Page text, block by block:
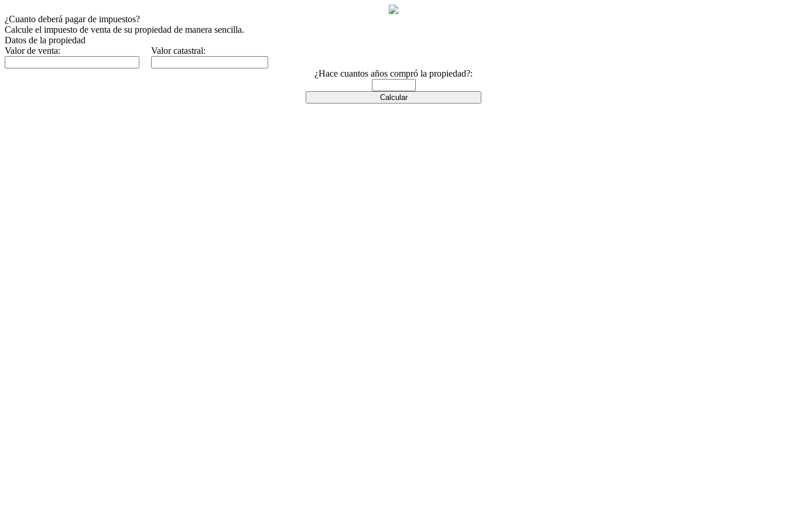
¿Cuanto deberá pagar de impuestos?
Calcule el impuesto de venta de su propiedad de manera sencilla.
Datos de la propiedad
Valor de venta:
Valor catastral:
¿Hace cuantos años compró la propiedad?: